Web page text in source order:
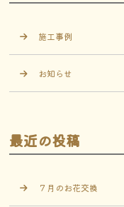
施工事例
お知らせ
最近の投稿
７月のお花交換